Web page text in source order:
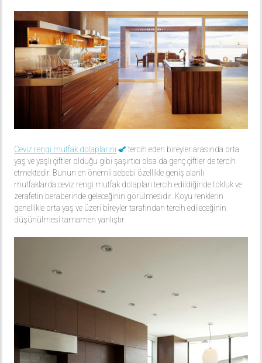
Ceviz rengi mutfak dolaplarını
tercih eden bireyler arasında orta
yaş ve yaşlı çiftler olduğu gibi şaşırtıcı olsa da genç çiftler de tercih
etmektedir. Bunun en önemli sebebi özellikle geniş alanlı
mutfaklarda ceviz rengi mutfak dolapları tercih edildiğinde tokluk ve
zerafetin beraberinde geleceğinin görülmesidir. Koyu renklerin
genellikle orta yaş ve üzeri bireyler tarafından tercih edileceğinin
düşünülmesi tamamen yanlıştır.